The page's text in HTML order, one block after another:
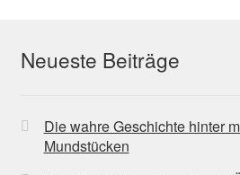
Neueste Beiträge
Die wahre Geschichte hinter
Mundstücken